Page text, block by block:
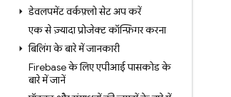
डेवलपमेंट वर्कफ़्लो सेट अप करें
एक से ज़्यादा प्रोजेक्ट कॉन्फ़िगर करना
बिलिंग के बारे में जानकारी
Firebase के लिए एपीआई पासकोड के
बारे में जानें